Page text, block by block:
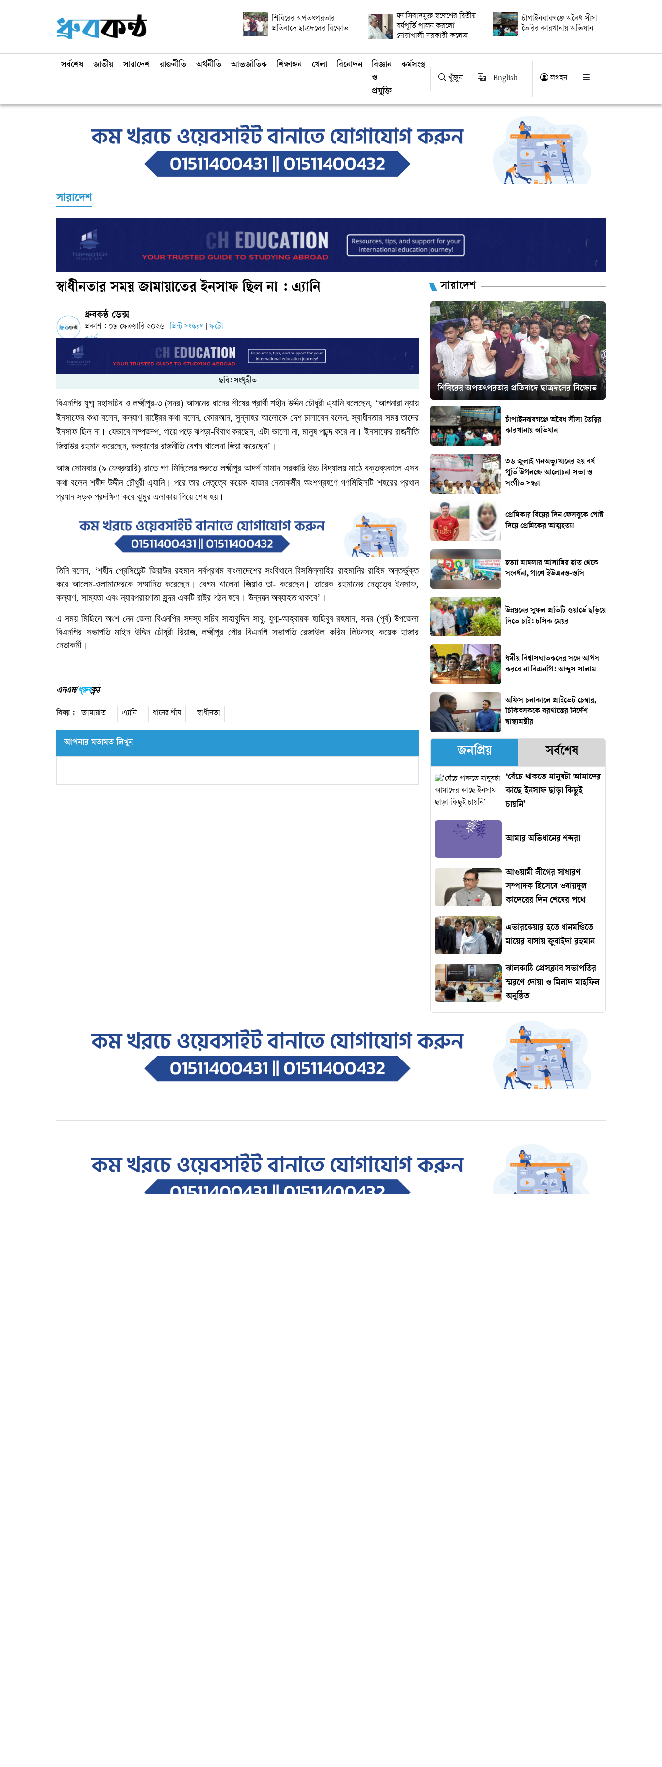
শিবিরের অপতৎপরতার
প্রতিবাদে ছাত্রদলের বিক্ষোভ
ফ্যাসিবাদমুক্ত স্বদেশের দ্বিতীয়
বর্ষপূর্তি পালন করলো
নোয়াখালী সরকারী কলেজ
চাঁপাইনবাবগঞ্জে অবৈধ সীসা
তৈরির কারখানায় অভিযান
সর্বশেষ জাতীয় সারাদেশ রাজনীতি অর্থনীতি আন্তর্জাতিক শিক্ষাঙ্গন খেলা বিনোদন
বিজ্ঞান
ও
প্রযুক্তি
কর্মসংস্থান
খুঁজুন English লগইন
সারাদেশ
স্বাধীনতার সময় জামায়াতের ইনসাফ ছিল না : এ্যানি
ধ্রুবকন্ঠ ডেক্স
প্রকাশ : ০৯ ফেব্রুয়ারি ২০২৬ প্রিন্ট সংস্করণ ফটো
কার্ড
ছবি: সংগৃহীত
বিএনপির যুগ্ম মহাসচিব ও লক্ষ্মীপুর-৩(সদর) আসনের ধানের শীষের প্রার্থী শহীদ উদ্দীন চৌধুরী এ্যানি বলেছেন, ‘আপনারা ন্যায়
ইনসাফের কথা বলেন,কল্যাণ রাষ্ট্রের কথা বলেন,কোরআন, সুন্নাহর আলোকে দেশ চালাবেন বলেন,স্বাধীনতার সময় তাদের
ইনসাফ ছিল না। যেভাবে লম্পজম্প, গায়ে পড়ে ঝগড়া-বিবাধ করছেন, এটা ভালো না, মানুষ পছন্দ করে না। ইনসাফের রাজনীতি
জিয়াউর রহমান করেছেন, কল্যাণের রাজনীতি বেগম খালেদা জিয়া করেছেন’।
আজ সোমবার (৯ ফেব্রুয়ারি) রাতে গণ মিছিলের শুরুতে লক্ষ্মীপুর আদর্শ সামাদ সরকারি উচ্চ বিদ্যালয় মাঠে বক্তব্যকালে এসব
কথা বলেন শহীদ উদ্দীন চৌধুরী এ্যানি। পরে তার নেতৃত্বে কয়েক হাজার নেতাকর্মীর অংশগ্রহণে গণমিছিলটি শহরের প্রধান
প্রধান সড়ক প্রদক্ষিণ করে ঝুমুর এলাকায় গিয়ে শেষ হয়।
তিনি বলেন, ‘শহীদ প্রেসিডেন্ট জিয়াউর রহমান সর্বপ্রথম বাংলাদেশের সংবিধানে বিসমিল্লাহির রাহমানির রাহিম অন্তর্ভুক্ত
করে আলেম-ওলামাদেরকে সম্মানিত করেছেন। বেগম খালেদা জিয়াও তা- করেছেন। তারেক রহমানের নেতৃত্বে ইনসাফ,
কল্যাণ, সাম্যতা এবং ন্যায়পরায়ণতা সুন্দর একটি রাষ্ট্র গঠন হবে। উন্নয়ন অব্যাহত থাকবে’।
এ সময় মিছিলে অংশ নেন জেলা বিএনপির সদস্য সচিব সাহাবুদ্দিন সাবু,যুগ্ম-আহ্বায়ক হাছিবুর রহমান,সদর (পূর্ব) উপজেলা
বিএনপির সভাপতি মাইন উদ্দিন চৌধুরী রিয়াজ, লক্ষ্মীপুর পৌর বিএনপি সভাপতি রেজাউল করিম লিটনসহ কয়েক হাজার
নেতাকর্মী।
এনএম/ধ্রুবকন্ঠ
বিষয় : জামায়াত এ্যানি ধানের শীষ স্বাধীনতা
আপনার মতামত লিখুন
সারাদেশ
শিবিরের অপতৎপরতার প্রতিবাদে ছাত্রদলের বিক্ষোভ
চাঁপাইনবাবগঞ্জে অবৈধ সীসা তৈরির
কারখানায় অভিযান
৩৬ জুলাই গনঅভ্যুত্থানের ২য় বর্ষ
পূর্তি উপলক্ষে আলোচনা সভা ও
সংগীত সন্ধ্যা
প্রেমিকার বিয়ের দিন ফেসবুকে পোস্ট
দিয়ে প্রেমিকের আত্মহত্যা
হত্যা মামলার আসামির হাত থেকে
সংবর্ধনা, পাশে ইউএনও-ওসি
উন্নয়নের সুফল প্রতিটি ওয়ার্ডে ছড়িয়ে
দিতে চাই: চসিক মেয়র
ধর্মীয় বিশ্বাসঘাতকদের সঙ্গে আপস
করবে না বিএনপি: আব্দুস সালাম
অফিস চলাকালে প্রাইভেট চেম্বার,
চিকিৎসককে বরখাস্তের নির্দেশ
স্বাস্থ্যমন্ত্রীর
জনপ্রিয় সর্বশেষ
‘বেঁচে থাকতে মানুষটা আমাদের
কাছে ইনসাফ ছাড়া কিছুই
চায়নি’
আমার অভিধানের শব্দরা
আওয়ামী লীগের সাধারণ
সম্পাদক হিসেবে ওবায়দুল
কাদেরের দিন শেষের পথে
এভারকেয়ার হতে ধানমণ্ডিতে
মায়ের বাসায় জুবাইদা রহমান
ঝালকাঠি প্রেসক্লাব সভাপতির
স্মরণে দোয়া ও মিলাদ মাহফিল
অনুষ্ঠিত
রোমানিয়ায় পাঠানোর নামে
কোটি টাকার প্রতারণা
ইমামকে মারধরের অভিযোগে
ঝালকাঠিতে বিএনপি নেতার
ওসমান হাদি হত্যার বিচার
দাবিতে উত্তাল শাহবাগ